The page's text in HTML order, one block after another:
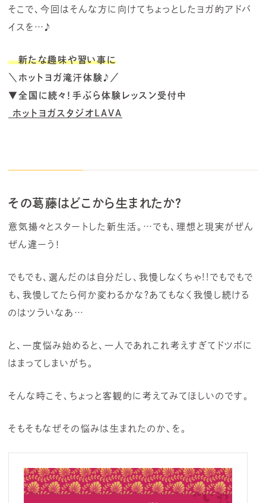
そこで、今回はそんな方に向けてちょっとしたヨガ的アドバ
イスを…♪
新たな趣味や習い事に
＼ホットヨガ滝汗体験♪／
▼全国に続々！手ぶら体験レッスン受付中
ホットヨガスタジオLAVA
その葛藤はどこから生まれたか？
意気揚々とスタートした新生活。…でも、理想と現実がぜん
ぜん違ーう！
でもでも、選んだのは自分だし、我慢しなくちゃ!!でもでもで
も、我慢してたら何か変わるかな？あてもなく我慢し続ける
のはツラいなあ…
と、一度悩み始めると、一人であれこれ考えすぎてドツボに
はまってしまいがち。
そんな時こそ、ちょっと客観的に考えてみてほしいのです。
そもそもなぜその悩みは生まれたのか、を。